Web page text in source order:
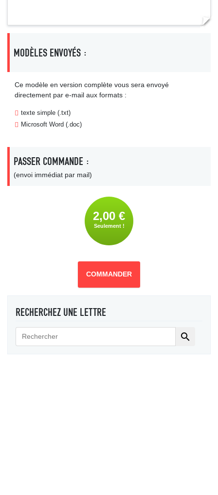
MODÈLES ENVOYÉS :
Ce modèle en version complète vous sera envoyé
directement par e-mail aux formats :
texte simple (.txt)
Microsoft Word (.doc)
PASSER COMMANDE :
(envoi immédiat par mail)
2,00 €
Seulement !
COMMANDER
RECHERCHEZ UNE LETTRE
